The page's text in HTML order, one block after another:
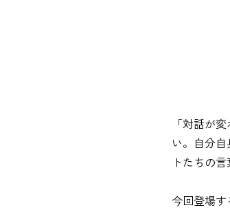
「対話が
い。自分
トたちの
今回登場す